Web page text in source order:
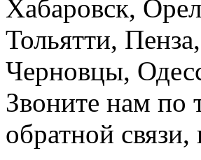
Хабаровск,
Тольятти,
Черновцы,
Звоните нам
обратной